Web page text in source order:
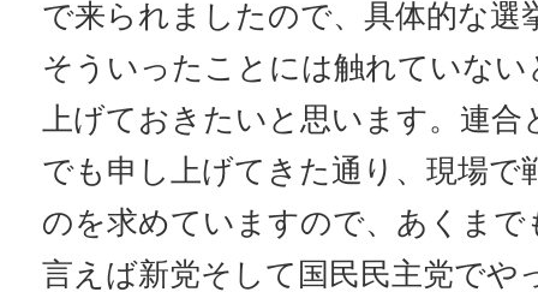
で来られましたので、具体的な選
そういったことには触れていな
上げておきたいと思います。連
でも申し上げてきた通り、現場で
のを求めていますので、あくまで
言えば新党そして国民民主党でや